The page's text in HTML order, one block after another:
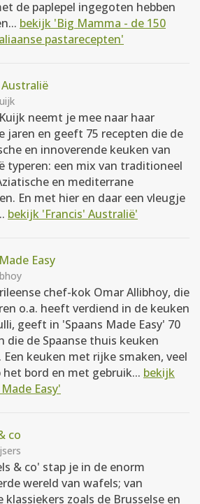
de paplepel ingegoten hebben
bekijk 'Big Mamma - de 150
pastarecepten'
neemt je mee naar haar
jaren en geeft 75 recepten die de
en innoverende keuken van
typeren: een mix van traditioneel
en mediterrane
En met hier en daar een vleugje
bekijk 'Francis' Australië'
Easy
chef-kok Omar Allibhoy, die
o.a. heeft verdiend in de keuken
geeft in 'Spaans Made Easy' 70
die de Spaanse thuis keuken
Een keuken met rijke smaken, veel
het bord en met gebruik... bekijk
Easy'
co
& co' stap je in de enorm
wereld van wafels; van
klassiekers zoals de Brusselse en